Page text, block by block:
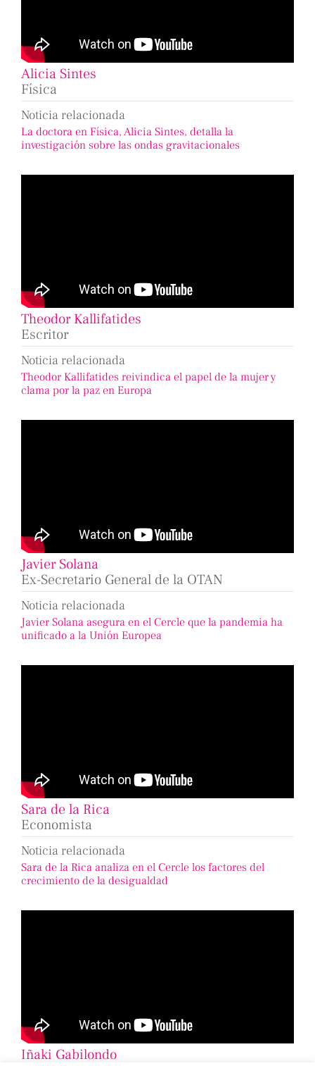
Alicia Sintes
Física
Noticia relacionada
La doctora en Física, Alicia Sintes, detalla la
investigación sobre las ondas gravitacionales
Theodor Kallifatides
Escritor
Noticia relacionada
Theodor Kallifatides reivindica el papel de la mujer y
clama por la paz en Europa
Javier Solana
Ex-Secretario General de la OTAN
Noticia relacionada
Javier Solana asegura en el Cercle que la pandemia ha
unificado a la Unión Europea
Sara de la Rica
Economista
Noticia relacionada
Sara de la Rica analiza en el Cercle los factores del
crecimiento de la desigualdad
Iñaki Gabilondo